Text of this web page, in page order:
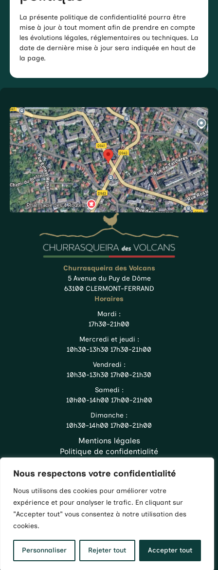
Nous respectons votre confidentialité
Nous utilisons des cookies pour améliorer votre
expérience et pour analyser le trafic. En cliquant sur
"Accepter tout" vous consentez à notre utilisation des
cookies.
Personnaliser Rejeter tout Accepter tout
La présente politique de confidentialité pourra être
mise à jour à tout moment afin de prendre en compte
les évolutions légales, réglementaires ou techniques. La
date de dernière mise à jour sera indiquée en haut de
la page.
Churrasqueira des Volcans
5 Avenue du Puy de Dôme
63100 CLERMONT-FERRAND
Horaires
Mardi :
17h30-21h00
Mercredi et jeudi :
10h30-13h30 17h30-21h00
Vendredi :
10h30-13h30 17h00-21h30
Samedi :
10h00-14h00 17h00-21h00
Dimanche :
10h30-14h00 17h00-21h00
Commander
Whatsapp
La carte
Mentions légales
Politique de confidentialité
Site réalisé parDome Web